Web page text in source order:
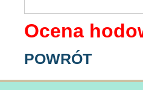
Ocena
POWRÓT